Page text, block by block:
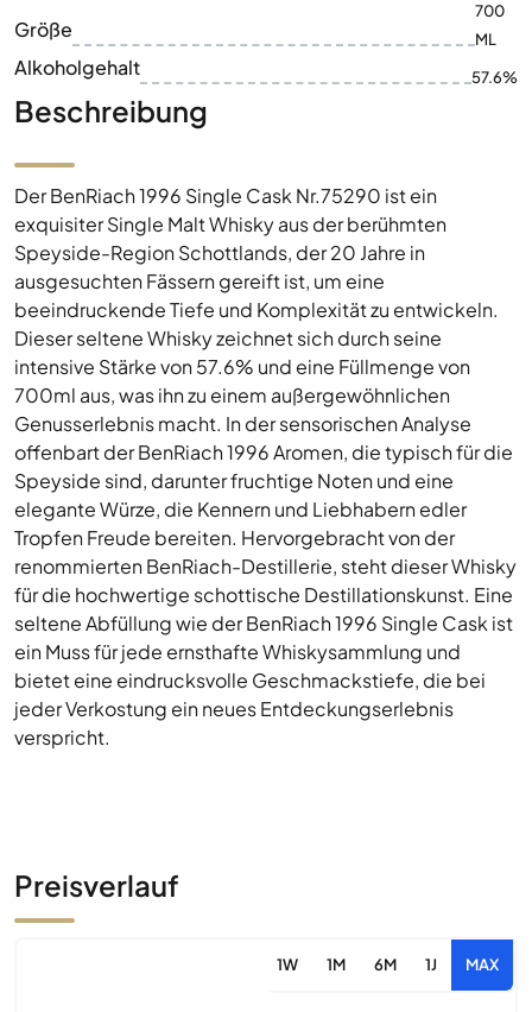
Größe
700
ML
Alkoholgehalt 57.6%
Beschreibung
Der BenRiach 1996 Single Cask Nr.75290 ist ein
exquisiter Single Malt Whisky aus der berühmten
Speyside-Region Schottlands, der 20 Jahre in
ausgesuchten Fässern gereift ist, um eine
beeindruckende Tiefe und Komplexität zu entwickeln.
Dieser seltene Whisky zeichnet sich durch seine
intensive Stärke von 57.6% und eine Füllmenge von
700ml aus, was ihn zu einem außergewöhnlichen
Genusserlebnis macht. In der sensorischen Analyse
offenbart der BenRiach 1996 Aromen, die typisch für die
Speyside sind, darunter fruchtige Noten und eine
elegante Würze, die Kennern und Liebhabern edler
Tropfen Freude bereiten. Hervorgebracht von der
renommierten BenRiach-Destillerie, steht dieser Whisky
für die hochwertige schottische Destillationskunst. Eine
seltene Abfüllung wie der BenRiach 1996 Single Cask ist
ein Muss für jede ernsthafte Whiskysammlung und
bietet eine eindrucksvolle Geschmackstiefe, die bei
jeder Verkostung ein neues Entdeckungserlebnis
verspricht.
Preisverlauf
1W 1M 6M 1J MAX